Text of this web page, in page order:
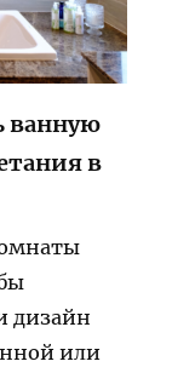
ванную
в
дизайн
или